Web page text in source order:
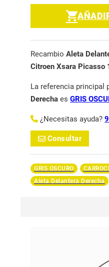
Recambio Aleta
Citroen Xsara Picasso
La referencia principal
Derecha es GRIS
¿Necesitas ayuda?
Consultar
GRIS OSCURO
Aleta Delantera Derecha